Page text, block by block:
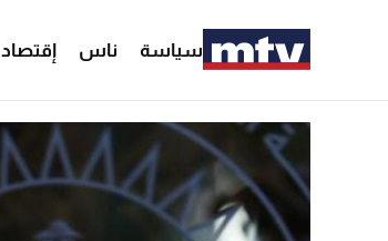
سياسة ناس إقتصاد